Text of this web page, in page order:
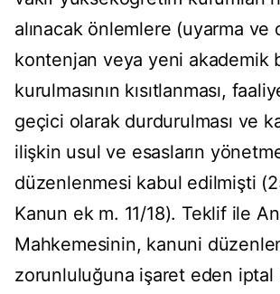
alınacak önlemlere (uyarma ve
kontenjan veya yeni akademik
kurulmasının kısıtlanması,
geçici olarak durdurulması ve
ilişkin usul ve esasların
düzenlenmesi kabul edilmişti
Kanun ek m. 11/18). Teklif ile
Mahkemesinin, kanuni
zorunluluğuna işaret eden iptal